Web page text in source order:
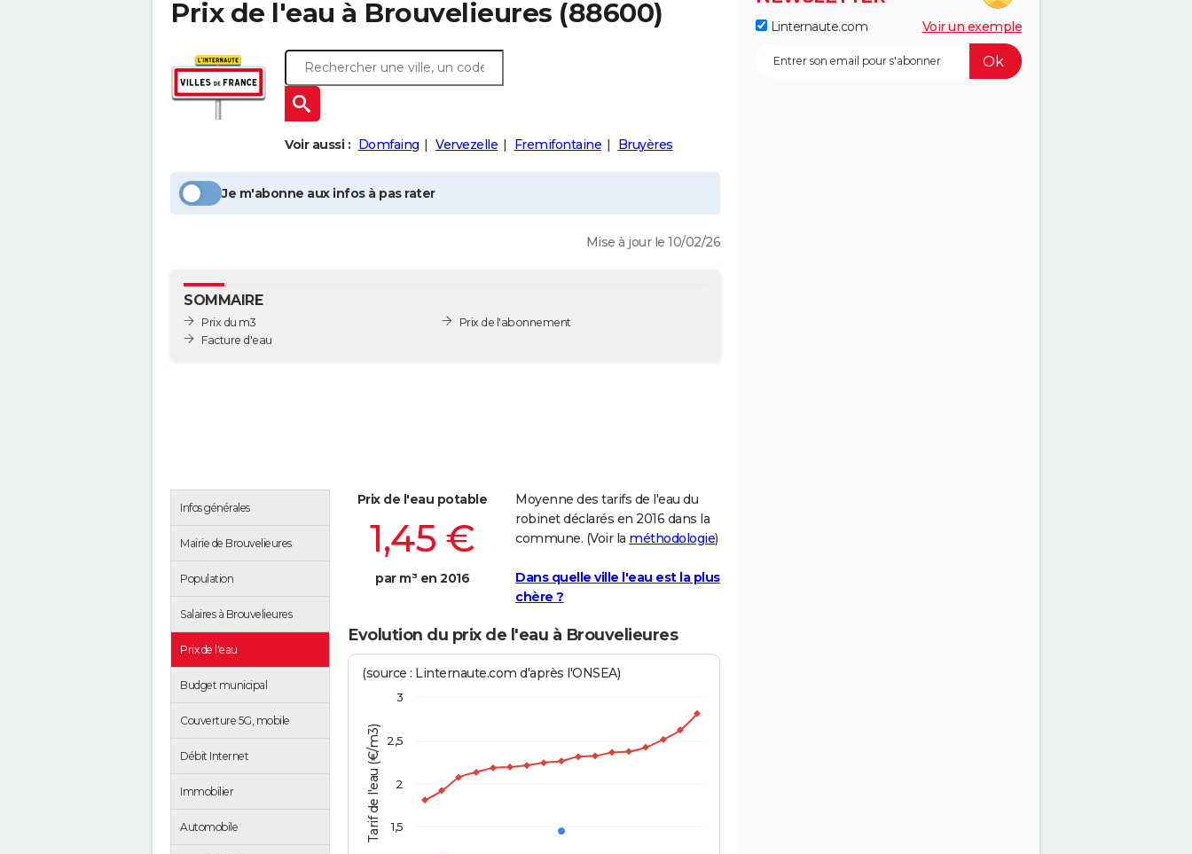
Prix de l'eau à Brouvelieures (88600)
Voir aussi : Domfaing Vervezelle Fremifontaine Bruyères
Je m'abonne aux infos à pas rater
Mise à jour le 10/02/26
SOMMAIRE
Prix du m3
Facture d'eau
Prix de l'abonnement
Infos générales
Mairie de Brouvelieures
Population
Salaires à Brouvelieures
Prix de l'eau
Budget municipal
Couverture 5G, mobile
Débit Internet
Immobilier
Automobile
Prix de l'eau potable
1,45 €
par m³ en 2016
Moyenne des tarifs de l'eau du
robinet déclarés en 2016 dans la
commune. (Voir la méthodologie)
Dans quelle ville l'eau est la plus
chère ?
Evolution du prix de l'eau à Brouvelieures
Tarif de l'eau (€/m3)
(source : Linternaute.com d'après l'ONSEA)
1,5
2
2,5
3
Linternaute.com Voir un exemple